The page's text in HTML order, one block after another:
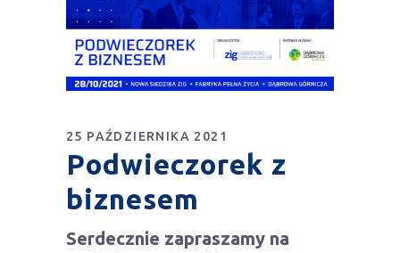
25 PAŹDZIERNIKA 2021
Podwieczorek z
biznesem
Serdecznie zapraszamy na